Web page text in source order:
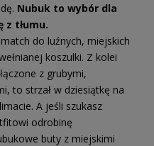
Nubuk to wybór dla
z tłumu.
do luźnych, miejskich
koszulki. Z kolei
z grubymi,
to strzał w dziesiątkę na
A jeśli szukasz
odrobinę
buty z miejskimi